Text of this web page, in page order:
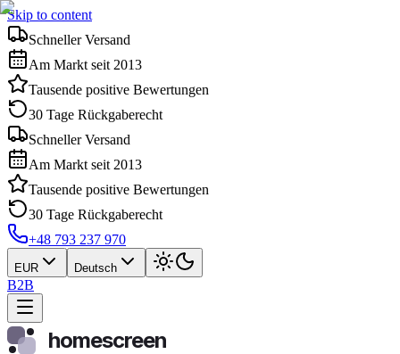
Skip to content
Schneller Versand
Am Markt seit 2013
Tausende positive Bewertungen
30 Tage Rückgaberecht
Schneller Versand
Am Markt seit 2013
Tausende positive Bewertungen
30 Tage Rückgaberecht
+48 793 237 970
EUR Deutsch
B2B
homescreen